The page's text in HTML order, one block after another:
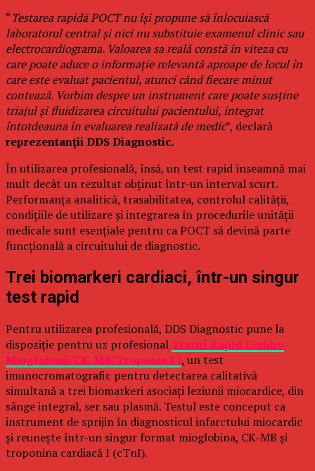
“Testarea rapidă POCT nu își propune să înlocuiască
laboratorul central și nici nu substituie examenul clinic sau
electrocardiograma. Valoarea sa reală constă în viteza cu
care poate aduce o informație relevantă aproape de locul în
care este evaluat pacientul, atunci când fiecare minut
contează. Vorbim despre un instrument care poate susține
triajul și fluidizarea circuitului pacientului, integrat
întotdeauna în evaluarea realizată de medic”, declară
reprezentanții DDS Diagnostic.
În utilizarea profesională, însă, un test rapid înseamnă mai
mult decât un rezultat obținut într-un interval scurt.
Performanța analitică, trasabilitatea, controlul calității,
condițiile de utilizare și integrarea în procedurile unității
medicale sunt esențiale pentru ca POCT să devină parte
funcțională a circuitului de diagnostic.
Trei biomarkeri cardiaci, într-un singur
test rapid
Pentru utilizarea profesională, DDS Diagnostic pune la
dispoziție pentru uz profesional Testul Rapid Combo
Mioglobină/CK-MB/Troponină I, un test
imunocromatografic pentru detectarea calitativă
simultană a trei biomarkeri asociați leziunii miocardice, din
sânge integral, ser sau plasmă. Testul este conceput ca
instrument de sprijin în diagnosticul infarctului miocardic
și reunește într-un singur format mioglobina, CK-MB și
troponina cardiacă I (cTnI).